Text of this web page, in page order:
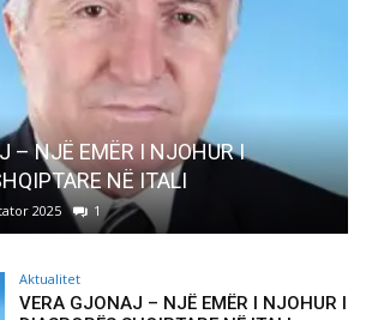
AKTUALITET
Pregaditi Gjin Musa-Rome-
Gjin Musa
Aktualitet
VERA GJONAJ – NJË EMËR I NJOHUR I